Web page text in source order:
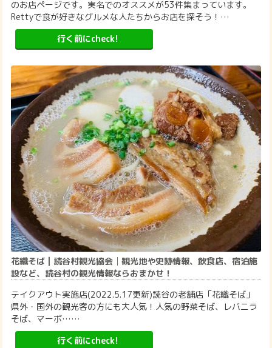
のお店ページです。実名でのオススメが53件集まっています。
Rettyで食が好きなグルメな人たちからお店を探そう！…
行く前にcheck!
花織そば | 読谷村観光協会│観光地や史跡情報、飲食店、宿泊施
設など、読谷村の観光情報ならおまかせ！
テイクアウト実施店(2022.5.17更新)読谷の老舗店「花織そば」
県外・国外の観光客の方にも大人気！人気の野菜そば、レバニラ
そば、マーボ……
行く前にcheck!